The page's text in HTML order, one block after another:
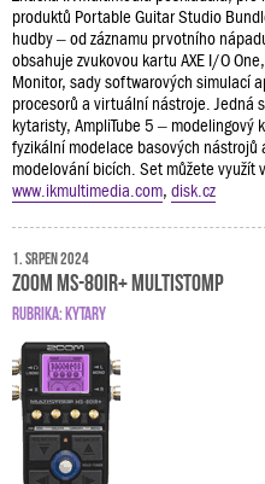
produktů Portable Guitar Studio
hudby – od záznamu prvotního
obsahuje zvukovou kartu AXE I/O
Monitor, sady softwarových simulací
procesorů a virtuální nástroje. Jedná
kytaristy, AmpliTube 5 – modelingový
fyzikální modelace basových nástrojů
modelování bicích. Set můžete využít
www.ikmultimedia.com, disk.cz
1. srpen 2024
Zoom MS-80IR+ MultiStomp
RUBRIKA:KYTARY